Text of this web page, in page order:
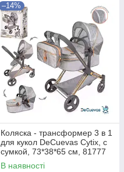
–14%
Коляска - трансформер 3 в 1
для кукол DeCuevas Cytix, с
сумкой, 73*38*65 см, 81777
В наявності